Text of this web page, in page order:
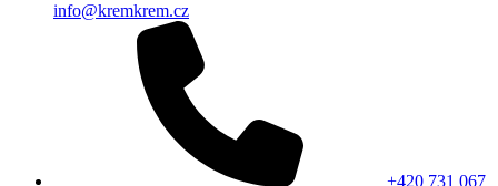
info@kremkrem.cz
+420 731 067